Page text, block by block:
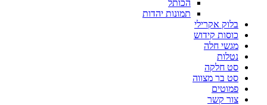
הכותל
תמונות יהדות
בלוק אקרילי
כוסות קידוש
מגשי חלה
נטלות
סט חלקה
סט בר מצווה
פמוטים
צור קשר